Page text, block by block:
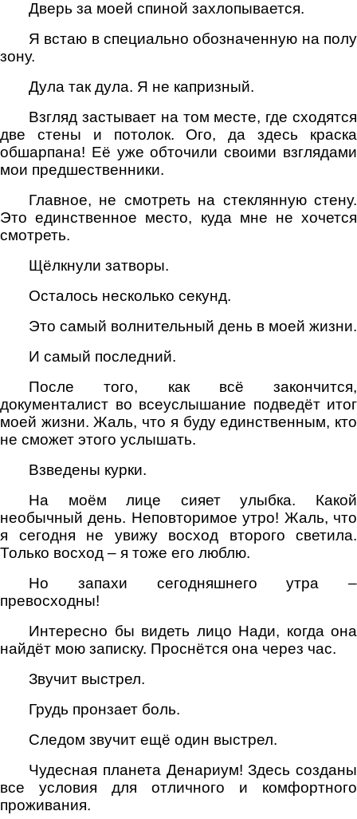
Дверь за моей спиной захлопывается.
Я встаю в специально обозначенную на полу
зону.
Дула так дула. Я не капризный.
Взгляд застывает на том месте, где сходятся
две стены и потолок. Ого, да здесь краска
обшарпана! Её уже обточили своими взглядами
мои предшественники.
Главное, не смотреть на стеклянную стену.
Это единственное место, куда мне не хочется
смотреть.
Щёлкнули затворы.
Осталось несколько секунд.
Это самый волнительный день в моей жизни.
И самый последний.
После того, как всё закончится,
документалист во всеуслышание подведёт итог
моей жизни. Жаль, что я буду единственным, кто
не сможет этого услышать.
Взведены курки.
На моём лице сияет улыбка. Какой
необычный день. Неповторимое утро! Жаль, что
я сегодня не увижу восход второго светила.
Только восход – я тоже его люблю.
Но запахи сегодняшнего утра –
превосходны!
Интересно бы видеть лицо Нади, когда она
найдёт мою записку. Проснётся она через час.
Звучит выстрел.
Грудь пронзает боль.
Следом звучит ещё один выстрел.
Чудесная планета Денариум! Здесь созданы
все условия для отличного и комфортного
проживания.